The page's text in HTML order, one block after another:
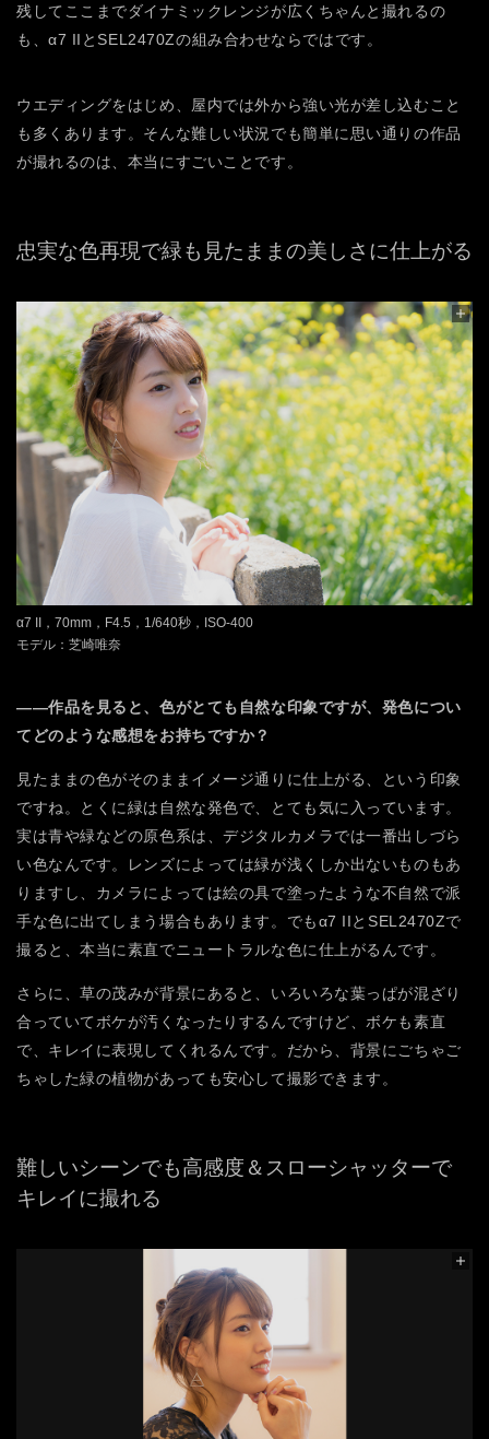
残してここまでダイナミックレンジが広くちゃんと撮れるの
も、α7 IIとSEL2470Zの組み合わせならではです。
ウエディングをはじめ、屋内では外から強い光が差し込むこと
も多くあります。そんな難しい状況でも簡単に思い通りの作品
が撮れるのは、本当にすごいことです。
忠実な色再現で緑も見たままの美しさに仕上がる
α7 II，70mm，F4.5，1/640秒，ISO-400
モデル：芝崎唯奈
――作品を見ると、色がとても自然な印象ですが、発色につい
てどのような感想をお持ちですか？
見たままの色がそのままイメージ通りに仕上がる、という印象
ですね。とくに緑は自然な発色で、とても気に入っています。
実は青や緑などの原色系は、デジタルカメラでは一番出しづら
い色なんです。レンズによっては緑が浅くしか出ないものもあ
りますし、カメラによっては絵の具で塗ったような不自然で派
手な色に出てしまう場合もあります。でもα7 IIとSEL2470Zで
撮ると、本当に素直でニュートラルな色に仕上がるんです。
さらに、草の茂みが背景にあると、いろいろな葉っぱが混ざり
合っていてボケが汚くなったりするんですけど、ボケも素直
で、キレイに表現してくれるんです。だから、背景にごちゃご
ちゃした緑の植物があっても安心して撮影できます。
難しいシーンでも高感度＆スローシャッターで
キレイに撮れる